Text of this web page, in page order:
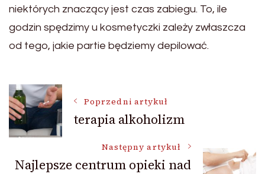
niektórych znaczący jest czas zabiegu. To, ile
godzin spędzimy u kosmetyczki zależy zwłaszcza
od tego, jakie partie będziemy depilować.
Nawigacja
wpisu
Poprzedni artykuł
terapia alkoholizm
Następny artykuł
Najlepsze centrum opieki nad